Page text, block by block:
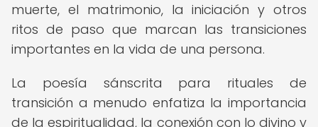
muerte, el matrimonio, la iniciación y otros
ritos de paso que marcan las transiciones
importantes en la vida de una persona.
La poesía sánscrita para rituales de
transición a menudo enfatiza la importancia
de la espiritualidad, la conexión con lo divino y